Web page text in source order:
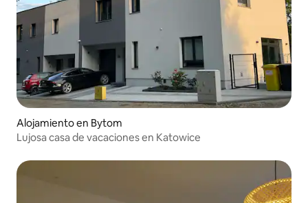
Alojamiento en Bytom
Lujosa casa de vacaciones en Katowice